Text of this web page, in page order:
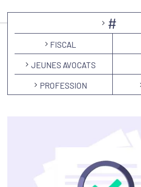
#
FISCAL
JEUNES AVOCATS
PROFESSION